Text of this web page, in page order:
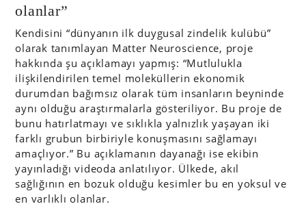
olanlar”
Kendisini “dünyanın ilk duygusal zindelik kulübü”
olarak tanımlayan Matter Neuroscience, proje
hakkında şu açıklamayı yapmış: “Mutlulukla
ilişkilendirilen temel moleküllerin ekonomik
durumdan bağımsız olarak tüm insanların beyninde
aynı olduğu araştırmalarla gösteriliyor. Bu proje de
bunu hatırlatmayı ve sıklıkla yalnızlık yaşayan iki
farklı grubun birbiriyle konuşmasını sağlamayı
amaçlıyor.” Bu açıklamanın dayanağı ise ekibin
yayınladığı videoda anlatılıyor. Ülkede, akıl
sağlığının en bozuk olduğu kesimler bu en yoksul ve
en varlıklı olanlar.